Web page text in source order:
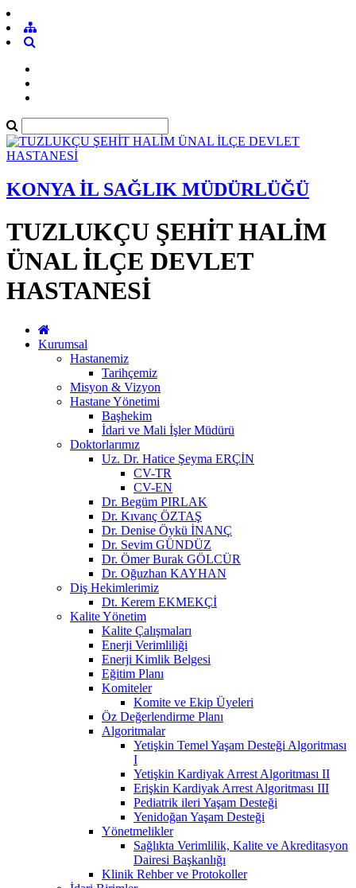
KONYA İL SAĞLIK MÜDÜRLÜĞÜ
TUZLUKÇU ŞEHİT HALİM
ÜNAL İLÇE DEVLET
HASTANESİ
Kurumsal
Hastanemiz
Tarihçemiz
Misyon & Vizyon
Hastane Yönetimi
Başhekim
İdari ve Mali İşler Müdürü
Doktorlarımız
Uz. Dr. Hatice Şeyma ERÇİN
CV-TR
CV-EN
Dr. Begüm PIRLAK
Dr. Kıvanç ÖZTAŞ
Dr. Denise Öykü İNANÇ
Dr. Sevim GÜNDÜZ
Dr. Ömer Burak GÖLCÜR
Dr. Oğuzhan KAYHAN
Diş Hekimlerimiz
Dt. Kerem EKMEKÇİ
Kalite Yönetim
Kalite Çalışmaları
Enerji Verimliliği
Enerji Kimlik Belgesi
Eğitim Planı
Komiteler
Komite ve Ekip Üyeleri
Öz Değerlendirme Planı
Algoritmalar
Yetişkin Temel Yaşam Desteği Algoritması
I
Yetişkin Kardiyak Arrest Algoritması II
Erişkin Kardiyak Arrest Algoritması III
Pediatrik ileri Yaşam Desteği
Yenidoğan Yaşam Desteği
Yönetmelikler
Sağlıkta Verimlilik, Kalite ve Akreditasyon
Dairesi Başkanlığı
Klinik Rehber ve Protokoller